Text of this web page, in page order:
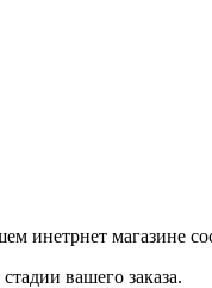
инетрнет магазине
вашего заказа.